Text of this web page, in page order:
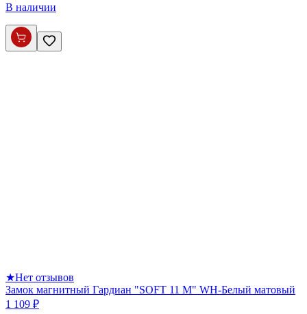
В наличии
★Нет отзывов
Замок магнитный Гардиан "SOFT 11 M" WH-Белый матовый
1 109 ₽